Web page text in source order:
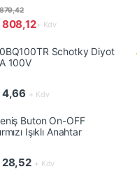
808,12+ Kdv
Schotky Diyot
100V
4,66 + Kdv
Buton On-OFF
Işıklı Anahtar
28,52 + Kdv